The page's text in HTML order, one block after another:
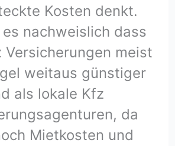
Kosten denkt.
nachweislich dass
Versicherungen meist
weitaus günstiger
als lokale Kfz
da
Mietkosten und